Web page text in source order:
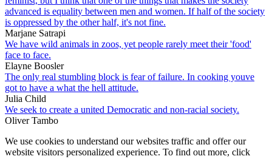
advanced is equality between men and women. If half of the society
is oppressed by the other half, it's not fine.
Marjane Satrapi
We have wild animals in zoos, yet people rarely meet their 'food'
face to face.
Elayne Boosler
The only real stumbling block is fear of failure. In cooking youve
got to have a what the hell attitude.
Julia Child
We seek to create a united Democratic and non-racial society.
Oliver Tambo
We use cookies to understand our websites traffic and offer our
website visitors personalized experience. To find out more, click